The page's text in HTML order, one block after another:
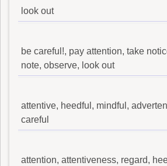
look out
be careful!, pay attention, take
note, observe, look out
attentive, heedful, mindful,
careful
attention, attentiveness, regard,